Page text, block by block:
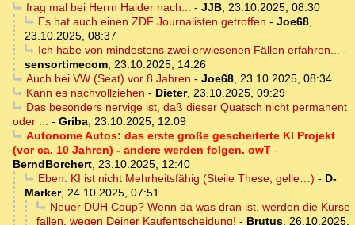
frag mal bei Herrn Haider nach... - JJB, 23.10.2025, 08:30
Es hat auch einen ZDF Journalisten getroffen - Joe68,
23.10.2025, 08:37
Ich habe von mindestens zwei erwiesenen Fällen erfahren... -
sensortimecom, 23.10.2025, 14:26
Auch bei VW (Seat) vor 8 Jahren - Joe68, 23.10.2025, 08:34
Kann es nachvollziehen - Dieter, 23.10.2025, 09:29
Das besonders nervige ist, daß dieser Quatsch nicht permanent
oder ... - Griba, 23.10.2025, 12:09
Autonome Autos: das erste große gescheiterte KI Projekt
(vor ca. 10 Jahren) - andere werden folgen. owT -
BerndBorchert, 23.10.2025, 12:40
Eben. KI ist nicht Mehrheitsfähig (Steile These, gelle…) - D-
Marker, 24.10.2025, 07:51
Neuer DUH Coup? Wenn da was dran ist, werden die Kurse
fallen, wegen Deiner Kaufentscheidung! - Brutus, 26.10.2025,